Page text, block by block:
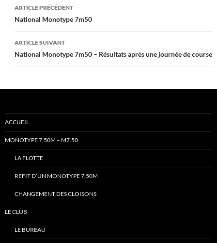
Navigation
des
articles
ARTICLE PRÉCÉDENT
National Monotype 7m50
ARTICLE SUIVANT
National Monotype 7m50 – Résultats après une journée de course
ACCUEIL
MONOTYPE 7,50M – M7.50
LA FLOTTE
REFIT D’UN MONOTYPE 7,50M
CHANGEMENT DES CLOISONS
LE CLUB
LE BUREAU